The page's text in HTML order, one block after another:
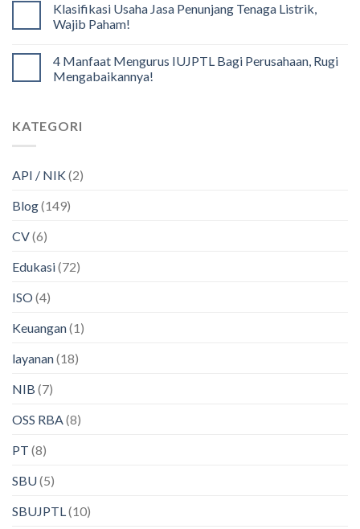
Klasifikasi Usaha Jasa Penunjang Tenaga Listrik,
Wajib Paham!
4 Manfaat Mengurus IUJPTL Bagi Perusahaan, Rugi
Mengabaikannya!
KATEGORI
API / NIK(2)
Blog(149)
CV(6)
Edukasi(72)
ISO(4)
Keuangan(1)
layanan(18)
NIB (7)
OSS RBA (8)
PT (8)
SBU(5)
SBUJPTL (10)